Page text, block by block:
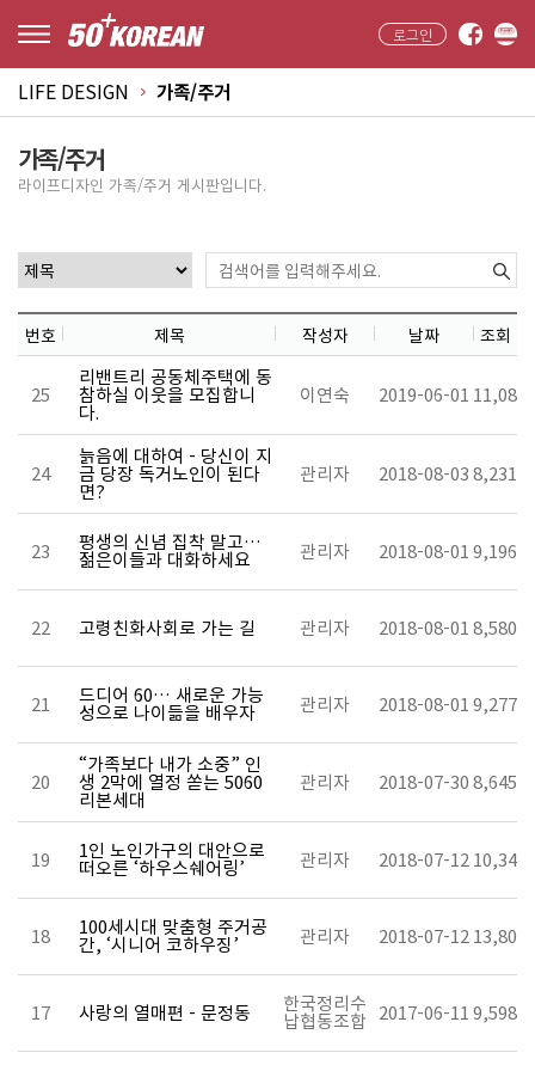
로그인
LIFE DESIGN 가족/주거
가족/주거
라이프디자인 가족/주거 게시판입니다.
번호 제목 작성자 날짜 조회
25
리밴트리 공동체주택에 동
참하실 이웃을 모집합니
다.
이연숙 2019-06-01 11,083
24
늙음에 대하여 - 당신이 지
금 당장 독거노인이 된다
면?
관리자 2018-08-038,231
23 평생의 신념 집착 말고…
젊은이들과 대화하세요 관리자 2018-08-019,196
22 고령친화사회로 가는 길 관리자 2018-08-018,580
21 드디어 60… 새로운 가능
성으로 나이듦을 배우자 관리자 2018-08-019,277
20
“가족보다 내가 소중” 인
생 2막에 열정 쏟는 5060
리본세대
관리자 2018-07-308,645
19 1인 노인가구의 대안으로
떠오른 ‘하우스쉐어링’ 관리자 2018-07-12 10,345
18 100세시대 맞춤형 주거공
간, ‘시니어 코하우징’ 관리자 2018-07-12 13,807
17 사랑의 열매편 - 문정동 한국정리수
납협동조합 2017-06-119,598